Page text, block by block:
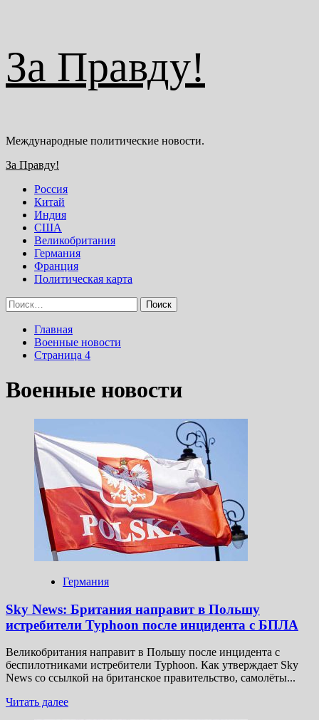
к
содержимому
За Правду!
Международные политические новости.
Основное
За Правду!
Россия
Китай
Индия
США
Великобритания
Германия
Франция
Политическая карта
Найти:
Главная
Военные новости
Страница 4
Военные новости
Германия
Sky News: Британия направит в Польшу
истребители Typhoon после инцидента с БПЛА
Великобритания направит в Польшу после инцидента с
беспилотниками истребители Typhoon. Как утверждает Sky
News со ссылкой на британское правительство, самолёты...
Читать далееПрочитать